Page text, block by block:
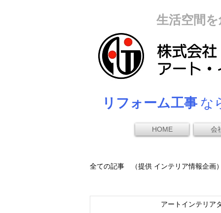
生活空間
リフォーム工事な
HOME 会
全ての記事 （提供 インテリア情報企画
アートインテリア